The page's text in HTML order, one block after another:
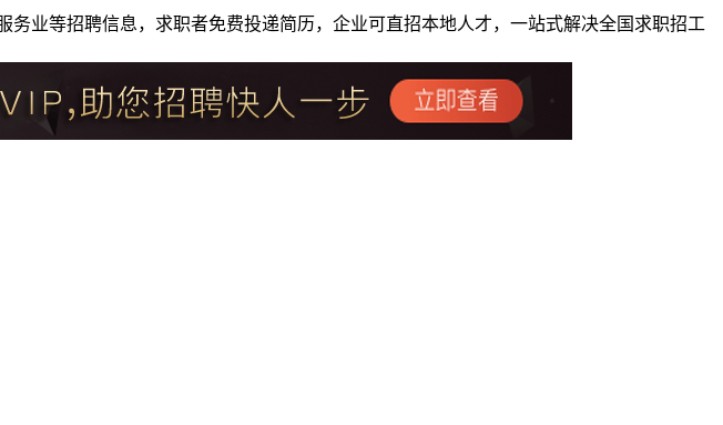
业等招聘信息，求职者免费投递简历，企业可直招本地人才，一站式解决全国求职招工